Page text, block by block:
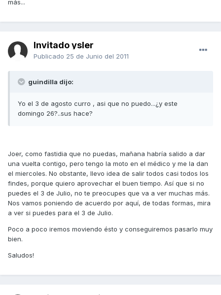
más...
Invitado ysler
Publicado 25 de Junio del 2011
guindilla dijo:
Yo el 3 de agosto curro , asi que no puedo...¿y este
domingo 26?..sus hace?
Joer, como fastidia que no puedas, mañana habría salido a dar
una vuelta contigo, pero tengo la moto en el médico y me la dan
el miercoles. No obstante, llevo idea de salir todos casi todos los
findes, porque quiero aprovechar el buen tiempo. Así que si no
puedes el 3 de Julio, no te preocupes que va a ver muchas más.
Nos vamos poniendo de acuerdo por aquí, de todas formas, mira
a ver si puedes para el 3 de Julio.
Poco a poco iremos moviendo ésto y conseguiremos pasarlo muy
bien.
Saludos!